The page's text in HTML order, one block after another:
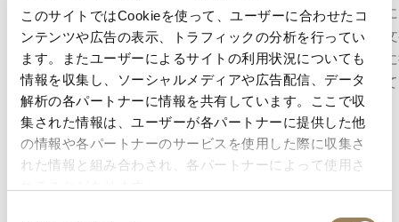
このサイトではCookieを使って、ユーザーに合わせたコ
ンテンツや広告の表示、トラフィックの分析を行ってい
ます。またユーザーによるサイトの利用状況についても
情報を収集し、ソーシャルメディアや広告配信、データ
解析の各パートナーに情報を共有しています。ここで収
集された情報は、ユーザーが各パートナーに提供した他
の情報や各パートナーのサービスを使用した際に収集さ
れた情報と組み合わされ、各パートナーによって使用さ
伝統的な装飾仕上げです。整然としたラインが
表面に美しい構造を与え、光を穏やかに受け止
めながら、ブリッジの幾何学的な輪郭と建築的
な美しさを引き立てます。
ブレゲ
ールが
を巧み
を高め